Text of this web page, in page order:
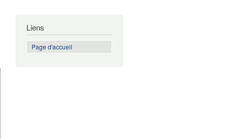
Liens
Page d'accueil